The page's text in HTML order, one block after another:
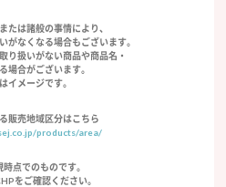
たは諸般の事情により、
がなくなる場合もございます。
り扱いがない商品や商品名・
場合がございます。
イメージです。
販売地域区分はこちら
products/area/
点でのものです。
をご確認ください。